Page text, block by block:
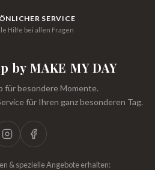
SERVICE
Hilfe bei allen Fragen
by MAKE MY DAY
für besondere Momente.
für Ihren ganz besonderen Tag.
& spezielle Angebote erhalten: